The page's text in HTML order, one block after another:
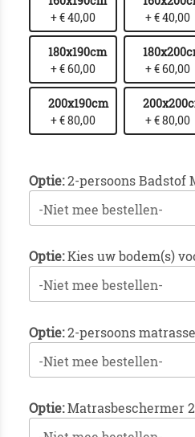
+ € 40,00
+ € 40,00
180x190cm
+ € 60,00
+ € 60,00
200x190cm
+ € 80,00
+ € 80,00
Optie:2-persoons Badstof
-Niet mee bestellen-
Optie:Kies uw bodem(s)
-Niet mee bestellen-
Optie:2-persoons
-Niet mee bestellen-
Optie:Matrasbeschermer